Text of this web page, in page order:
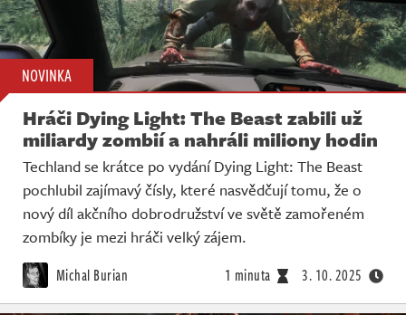
NOVINKA
Hráči Dying Light: The Beast zabili už
miliardy zombií a nahráli miliony hodin
Techland se krátce po vydání Dying Light: The Beast
pochlubil zajímavý čísly, které nasvědčují tomu, že o
nový díl akčního dobrodružství ve světě zamořeném
zombíky je mezi hráči velký zájem.
Michal Burian 1 minuta 3. 10. 2025